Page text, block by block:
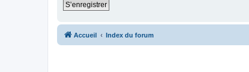
S’enregistrer
Accueil Index du forum